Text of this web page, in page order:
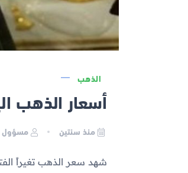
الذهب
أسعار الذهب اليوم الأحد
منذ سنتين مسؤول
شهد سعر الذهب تغيراً